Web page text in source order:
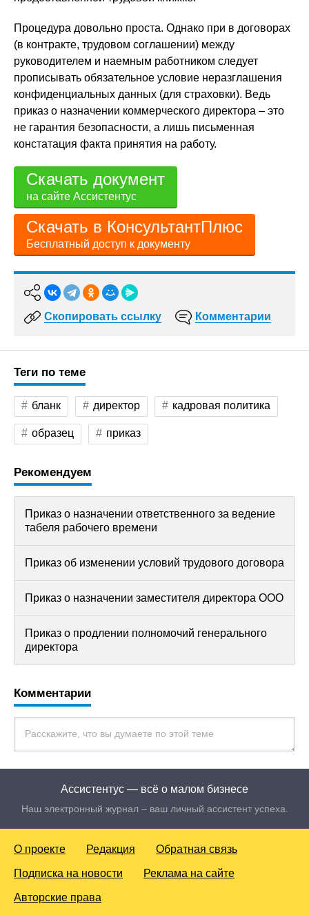
Процедура довольно проста. Однако при в договорах
(в контракте, трудовом соглашении) между
руководителем и наемным работником следует
прописывать обязательное условие неразглашения
конфиденциальных данных (для страховки). Ведь
приказ о назначении коммерческого директора – это
не гарантия безопасности, а лишь письменная
констатация факта принятия на работу.
Скачать документ
на сайте Ассистентус
Скачать в КонсультантПлюс
Бесплатный доступ к документу
Скопировать ссылку Комментарии
Теги по теме
бланк директор кадровая политика
образец приказ
Рекомендуем
Приказ о назначении ответственного за ведение
табеля рабочего времени
Приказ об изменении условий трудового договора
Приказ о назначении заместителя директора ООО
Приказ о продлении полномочий генерального
директора
Комментарии
Ассистентус — всё о малом бизнесе
Наш электронный журнал – ваш личный ассистент успеха.
О проекте Редакция Обратная связь
Подписка на новости Реклама на сайте
Авторские права